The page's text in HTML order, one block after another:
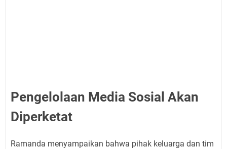
Pengelolaan Media Sosial Akan
Diperketat
Ramanda menyampaikan bahwa pihak keluarga dan tim